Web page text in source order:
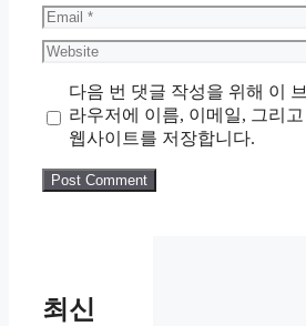
Email
Website
다음 번 댓글 작성을 위해 이 브
라우저에 이름, 이메일, 그리고
웹사이트를 저장합니다.
최신